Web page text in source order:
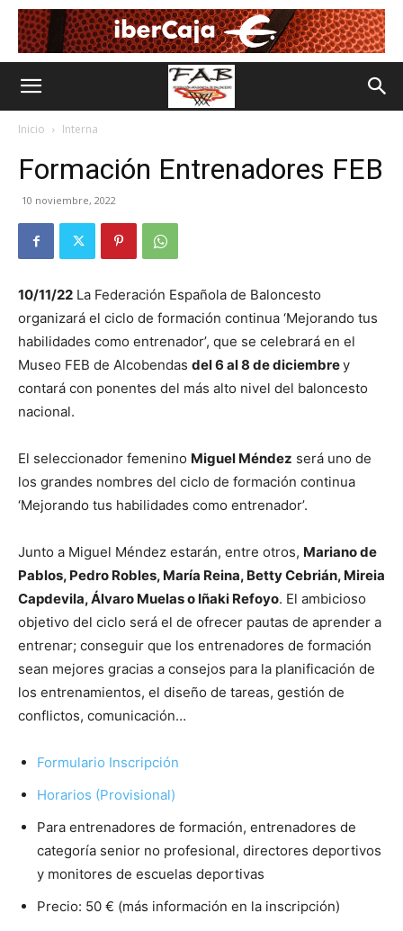
Inicio Interna
Formación Entrenadores FEB
10 noviembre, 2022
10/11/22 La Federación Española de Baloncesto
organizará el ciclo de formación continua ‘Mejorando tus
habilidades como entrenador’, que se celebrará en el
Museo FEB de Alcobendas del 6 al 8 de diciembrey
contará con ponentes del más alto nivel del baloncesto
nacional.
El seleccionador femenino Miguel Méndez será uno de
los grandes nombres del ciclo de formación continua
‘Mejorando tus habilidades como entrenador’.
Junto a Miguel Méndez estarán, entre otros, Mariano de
Pablos, Pedro Robles, María Reina, Betty Cebrián, Mireia
Capdevila, Álvaro Muelas o Iñaki Refoyo. El ambicioso
objetivo del ciclo será el de ofrecer pautas de aprender a
entrenar; conseguir que los entrenadores de formación
sean mejores gracias a consejos para la planificación de
los entrenamientos, el diseño de tareas, gestión de
conflictos, comunicación…
Formulario Inscripción
Horarios (Provisional)
Para entrenadores de formación, entrenadores de
categoría senior no profesional, directores deportivos
y monitores de escuelas deportivas
Precio: 50 € (más información en la inscripción)